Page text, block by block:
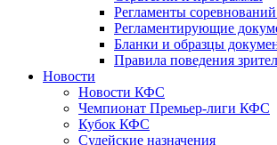
Регламенты
Регламентирующие
Бланки и образцы
Правила поведения
Новости
Новости КФС
Чемпионат Премьер-лиги КФС
Кубок КФС
Судейские назначения